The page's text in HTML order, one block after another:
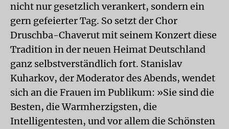
nicht nur gesetzlich verankert, sondern ein
gern gefeierter Tag. So setzt der Chor
Druschba-Chaverut mit seinem Konzert diese
Tradition in der neuen Heimat Deutschland
ganz selbstverständlich fort. Stanislav
Kuharkov, der Moderator des Abends, wendet
sich an die Frauen im Publikum: »Sie sind die
Besten, die Warmherzigsten, die
Intelligentesten, und vor allem die Schönsten